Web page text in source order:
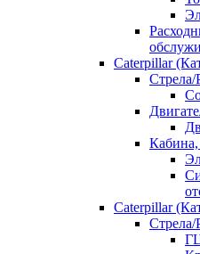
Caterpillar
Стрела/
Кабина,
Caterpillar
Стрела/